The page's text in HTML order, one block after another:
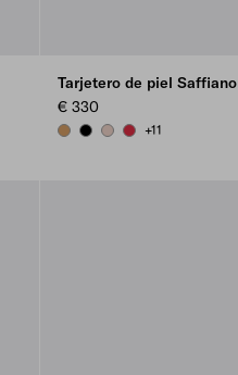
Tarjetero de piel Saffiano
€ 330
CARAMEL
BLACKPOWDER PINK
FIERY RED
+11